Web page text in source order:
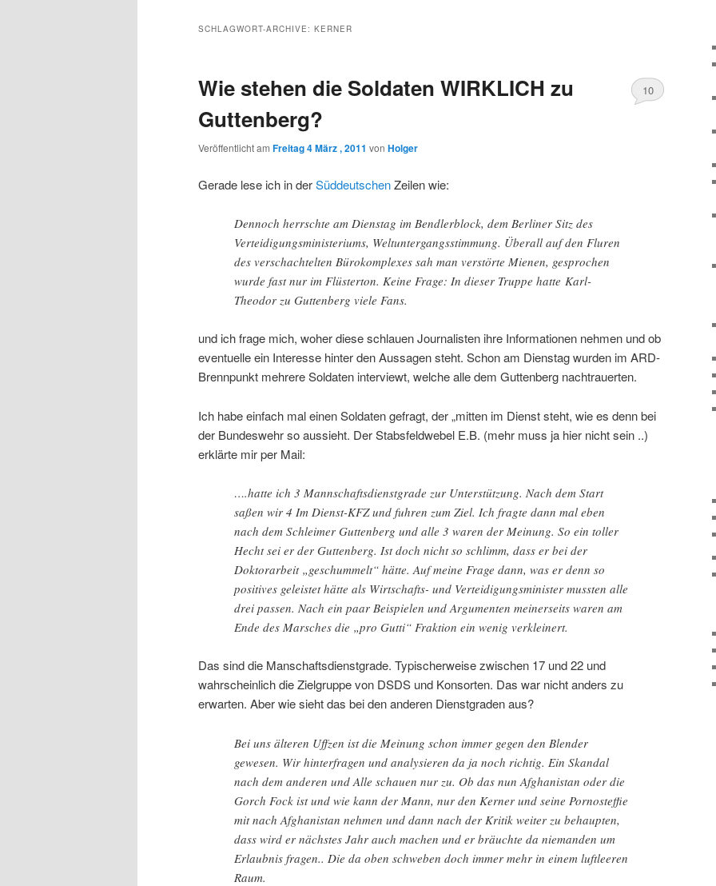
wechseln
SCHLAGWORT-ARCHIVE: KERNER
Wie stehen die Soldaten WIRKLICH zu
Guttenberg?
Veröffentlicht am Freitag 4 März , 2011 von Holger
10
Gerade lese ich in derSüddeutschenZeilen wie:
Dennoch herrschte am Dienstag im Bendlerblock, dem Berliner Sitz des
Verteidigungsministeriums, Weltuntergangsstimmung. Überall auf den Fluren
des verschachtelten Bürokomplexes sah man verstörte Mienen, gesprochen
wurde fast nur im Flüsterton. Keine Frage: In dieser Truppe hatte Karl-
Theodor zu Guttenberg viele Fans.
und ich frage mich, woher diese schlauen Journalisten ihre Informationen nehmen und ob
eventuelle ein Interesse hinter den Aussagen steht. Schon am Dienstag wurden im ARD-
Brennpunkt mehrere Soldaten interviewt, welche alle dem Guttenberg nachtrauerten.
Ich habe einfach mal einen Soldaten gefragt, der „mitten im Dienst steht, wie es denn bei
der Bundeswehr so aussieht. Der Stabsfeldwebel E.B. (mehr muss ja hier nicht sein ..)
erklärte mir per Mail:
….hatte ich 3 Mannschaftsdienstgrade zur Unterstützung. Nach dem Start
saßen wir 4 Im Dienst-KFZ und fuhren zum Ziel. Ich fragte dann mal eben
nach dem Schleimer Guttenberg und alle 3 waren der Meinung. So ein toller
Hecht sei er der Guttenberg. Ist doch nicht so schlimm, dass er bei der
Doktorarbeit „geschummelt“ hätte. Auf meine Frage dann, was er denn so
positives geleistet hätte als Wirtschafts- und Verteidigungsminister mussten alle
drei passen. Nach ein paar Beispielen und Argumenten meinerseits waren am
Ende des Marsches die „pro Gutti“ Fraktion ein wenig verkleinert.
Das sind die Manschaftsdienstgrade. Typischerweise zwischen 17 und 22 und
wahrscheinlich die Zielgruppe von DSDS und Konsorten. Das war nicht anders zu
erwarten. Aber wie sieht das bei den anderen Dienstgraden aus?
Bei uns älteren Uffzen ist die Meinung schon immer gegen den Blender
gewesen. Wir hinterfragen und analysieren da ja noch richtig. Ein Skandal
nach dem anderen und Alle schauen nur zu. Ob das nun Afghanistan oder die
Gorch Fock ist und wie kann der Mann, nur den Kerner und seine Pornosteffie
mit nach Afghanistan nehmen und dann nach der Kritik weiter zu behaupten,
dass wird er nächstes Jahr auch machen und er bräuchte da niemanden um
Erlaubnis fragen.. Die da oben schweben doch immer mehr in einem luftleeren
Raum.